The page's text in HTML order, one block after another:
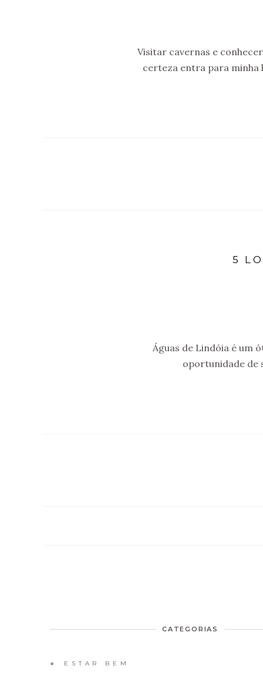
Visitar cavernas e
certeza entra para minha
5
Águas de Lindóia é um
oportunidade de
CATEGORIAS
🔸 ESTAR BEM